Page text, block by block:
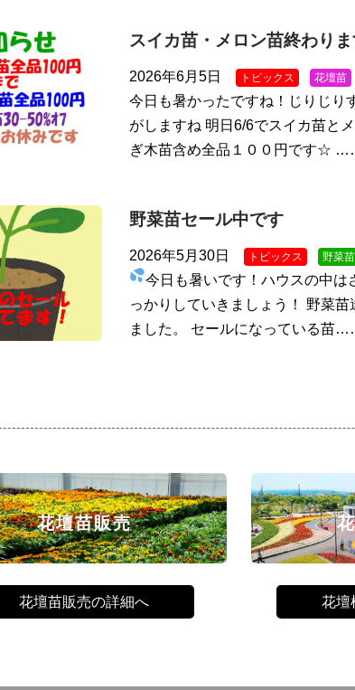
スイカ苗・メロン苗終わり
2026年6月5日 トピックス 花壇苗
今日も暑かったですね！じりじり
がしますね 明日6/6でスイカ苗と
ぎ木苗含め全品１００円です☆
野菜苗セール中です
2026年5月30日 トピックス 野菜苗
今日も暑いです！ハウスの中は
っかりしていきましょう！ 野菜
ました。 セールになっている苗
花壇苗販売
花壇苗販売の詳細へ 花壇